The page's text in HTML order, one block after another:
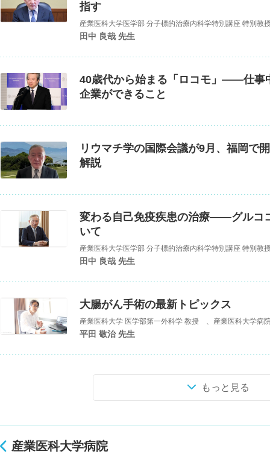
指す
産業医科大学医学部 分子標的治療内科学特別講座 特別教
田中 良哉 先生
40歳代から始まる「ロコモ」――仕事
企業ができること
リウマチ学の国際会議が9月、福岡で
解説
変わる自己免疫疾患の治療――グルコ
いて
産業医科大学医学部 分子標的治療内科学特別講座 特別教
田中 良哉 先生
大腸がん手術の最新トピックス
平田 敬治 先生
もっと見る
産業医科大学病院